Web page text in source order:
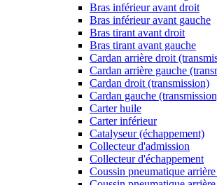
Bras inférieur avant droit
Bras inférieur avant gauche
Bras tirant avant droit
Bras tirant avant gauche
Cardan arrière droit
Cardan arrière gauche
Cardan droit (transmission)
Cardan gauche
Carter huile
Carter inférieur
Catalyseur (échappement)
Collecteur d'admission
Collecteur d'échappement
Coussin pneumatique